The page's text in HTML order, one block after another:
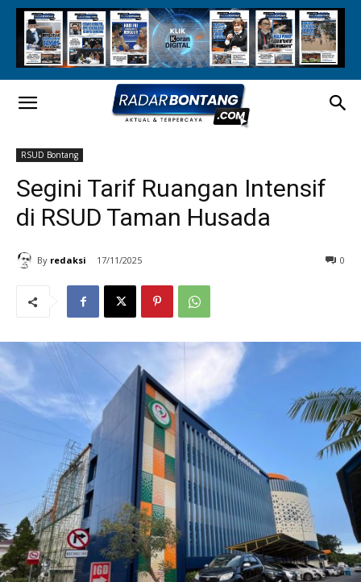
RSUD Bontang
Segini Tarif Ruangan Intensif
di RSUD Taman Husada
By redaksi 17/11/2025 0